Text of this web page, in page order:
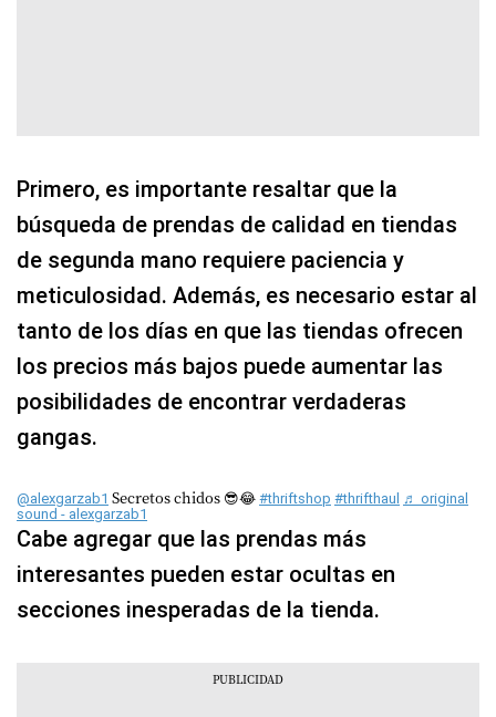
Primero, es importante resaltar que la
búsqueda de prendas de calidad en tiendas
de segunda mano requiere paciencia y
meticulosidad. Además, es necesario estar al
tanto de los días en que las tiendas ofrecen
los precios más bajos puede aumentar las
posibilidades de encontrar verdaderas
gangas.
@alexgarzab1 Secretos chidos 😎😂 #thriftshop #thrifthaul ♬ original
sound - alexgarzab1
Cabe agregar que las prendas más
interesantes pueden estar ocultas en
secciones inesperadas de la tienda.